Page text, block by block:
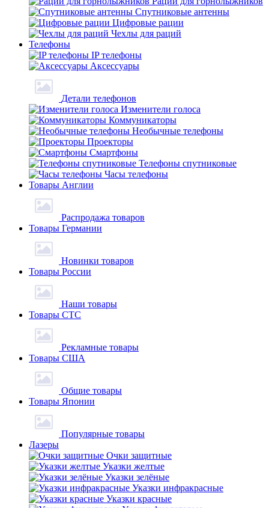
Спутниковые антенны
Цифровые рации
Чехлы для раций
Телефоны
IP телефоны
Аксессуары
Детали телефонов
Изменители голоса
Коммуникаторы
Необычные телефоны
Проекторы
Смартфоны
Телефоны спутниковые
Часы телефоны
Товары Англии
Распродажа товаров
Товары Германии
Новинки товаров
Товары России
Наши товары
Товары СТС
Рекламные товары
Товары США
Общие товары
Товары Японии
Популярные товары
Лазеры
Очки защитные
Указки желтые
Указки зелёные
Указки инфракрасные
Указки красные